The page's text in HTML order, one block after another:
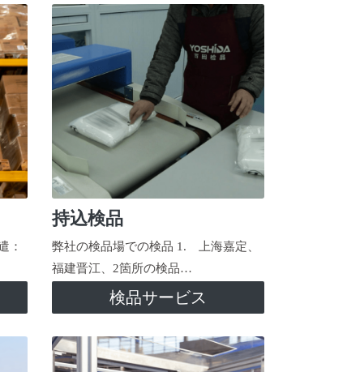
：
持込検品
弊社の検品場での検品 1. 上海嘉定、
福建晋江、2箇所の検品…
検品サービス